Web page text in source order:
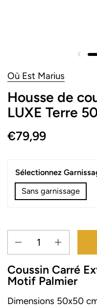
Où Est Marius
Housse de
LUXE Terre
€79,99
Sélectionnez
Sans garnissage
Quantité
Coussin Carré
Motif Palmier
Dimensions 50x50